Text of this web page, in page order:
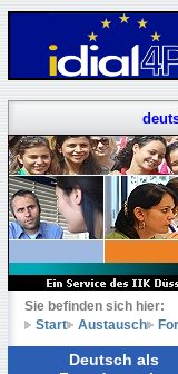
Sie befinden sich hier:
Start
Austausch
Deutsch als